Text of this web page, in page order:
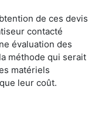
de ces devis
contacté
évaluation des
méthode qui serait
matériels
leur coût.